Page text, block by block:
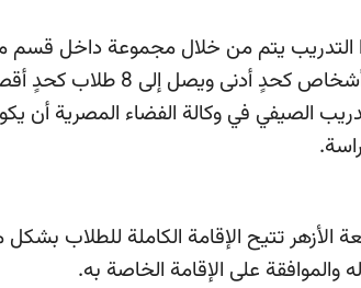
التدريب يتم من خلال مجموعة داخل قسم
الصيفي في وكالة الفضاء المصرية أن
الأزهر تتيح الإقامة الكاملة للطلاب
والموافقة على الإقامة الخاصة به.